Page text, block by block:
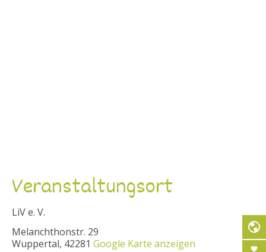
Veranstaltungsort
LiV e. V.
Melanchthonstr. 29
Wuppertal, 42281 Google Karte anzeigen